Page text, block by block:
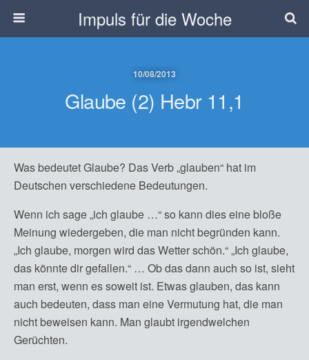
Impuls für die Woche
10/08/2013
Glaube (2) Hebr 11,1
Was bedeutet Glaube? Das Verb „glauben“ hat im
Deutschen verschiedene Bedeutungen.
Wenn ich sage „ich glaube …“ so kann dies eine bloße
Meinung wiedergeben, die man nicht begründen kann.
„Ich glaube, morgen wird das Wetter schön.“ „Ich glaube,
das könnte dir gefallen.“ … Ob das dann auch so ist, sieht
man erst, wenn es soweit ist. Etwas glauben, das kann
auch bedeuten, dass man eine Vermutung hat, die man
nicht beweisen kann. Man glaubt irgendwelchen
Gerüchten.